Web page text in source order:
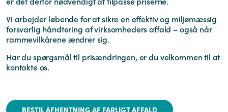
Vi arbejder løbende for at sikre en effektiv og miljømæssig
forsvarlig håndtering af virksomheders affald – også når
rammevilkårene ændrer sig.
Har du spørgsmål til prisændringen, er du velkommen til at
kontakte os.
BESTIL AFHENTNING AF FARLIGT AFFALD